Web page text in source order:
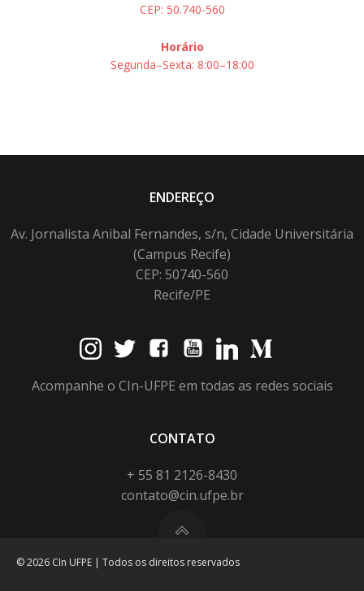
CEP: 50.740-560
Horário
Segunda–Sexta: 8:00–18:00
ENDEREÇO
Av. Jornalista Anibal Fernandes, s/n, Cidade Universitária
(Campus Recife)
CEP: 50740-560
Recife/PE
Acompanhe o CIn-UFPE em todas as redes sociais
CONTATO
+ 55 81 2126-8430
contato@cin.ufpe.br
© 2026 CIn UFPE | Todos os direitos reservados